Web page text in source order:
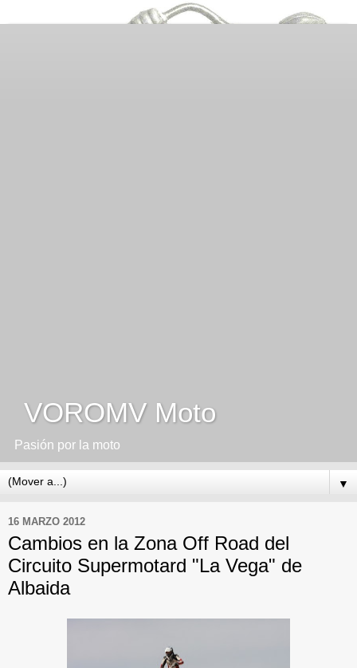
VOROMV Moto
Pasión por la moto
▼
16 MARZO 2012
Cambios en la Zona Off Road del
Circuito Supermotard "La Vega" de
Albaida